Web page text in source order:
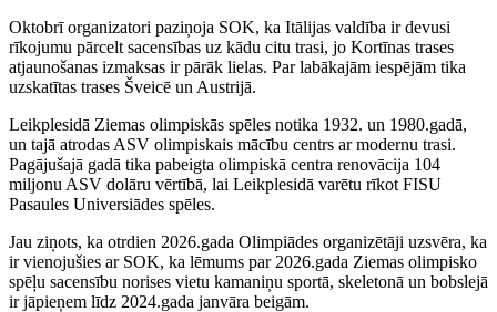
Oktobrī organizatori paziņoja SOK, ka Itālijas valdība ir devusi
rīkojumu pārcelt sacensības uz kādu citu trasi, jo Kortīnas trases
atjaunošanas izmaksas ir pārāk lielas. Par labākajām iespējām tika
uzskatītas trases Šveicē un Austrijā.
Leikplesidā Ziemas olimpiskās spēles notika 1932. un 1980.gadā,
un tajā atrodas ASV olimpiskais mācību centrs ar modernu trasi.
Pagājušajā gadā tika pabeigta olimpiskā centra renovācija 104
miljonu ASV dolāru vērtībā, lai Leikplesidā varētu rīkot FISU
Pasaules Universiādes spēles.
Jau ziņots, ka otrdien 2026.gada Olimpiādes organizētāji uzsvēra, ka
ir vienojušies ar SOK, ka lēmums par 2026.gada Ziemas olimpisko
spēļu sacensību norises vietu kamaniņu sportā, skeletonā un bobslejā
ir jāpieņem līdz 2024.gada janvāra beigām.